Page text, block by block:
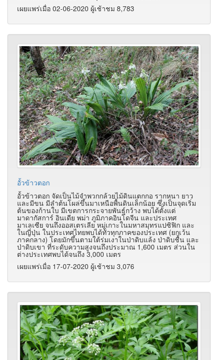
เผยแพร่เมื่อ 02-06-2020 ผู้เช้าชม 8,783
อั้วข้าวตอก
อั้วข้าวตอก จัดเป็นไม้จำพวกกล้วยไม้ดินแตกกอ รากหนา ยาว
และมีขน มีลำต้นโผล่ขึ้นมาเหนือพื้นดินเล็กน้อย ซึ่งเป็นจุดเริ่ม
ต้นของก้านใบ มีเขตการกระจายพันธุ์กว้าง พบได้ตั้งแต่
มาดากัสการ์ อินเดีย พม่า ภูมิภาคอินโดจีน และประเทศ
มาเลเซีย จนถึงออสเตรเลีย หมู่เกาะในมหาสมุทรแปซิฟิก และ
ในญี่ปุ่น ในประเทศไทยพบได้ทั่วทุกภาคของประเทศ (ยกเว้น
ภาคกลาง) โดยมักขึ้นตามใต้ร่มเงาในป่าดิบแล้ง ป่าดิบชื้น และ
ป่าดิบเขา ที่ระดับความสูงจนถึงประมาณ 1,600 เมตร ส่วนใน
ต่างประเทศพบได้จนถึง 3,000 เมตร
เผยแพร่เมื่อ 17-07-2020 ผู้เช้าชม 3,076